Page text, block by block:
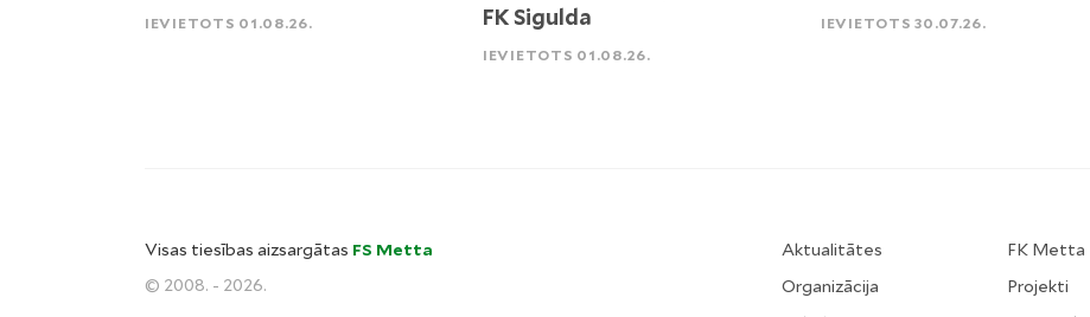
IEVIETOTS 01.08.26.
FK Sigulda
IEVIETOTS 01.08.26.
IEVIETOTS 30.07.26.
Visas tiesības aizsargātas FS Metta
© 2008. - 2026.
Aktualitātes
Organizācija
FK Metta
Projekti